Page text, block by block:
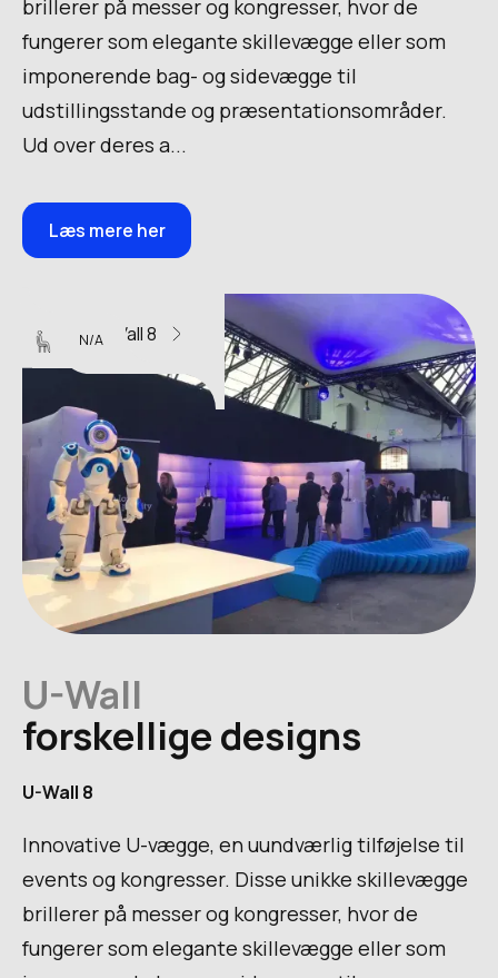
brillerer på messer og kongresser, hvor de
fungerer som elegante skillevægge eller som
imponerende bag- og sidevægge til
udstillingsstande og præsentationsområder.
Ud over deres a...
Læs mere her
U-Wall 8
N/A
U-Wall
forskellige designs
U-Wall 8
Innovative U-vægge, en uundværlig tilføjelse til
events og kongresser. Disse unikke skillevægge
brillerer på messer og kongresser, hvor de
fungerer som elegante skillevægge eller som